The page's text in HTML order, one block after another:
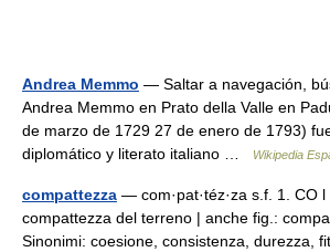
Andrea Memmo — Saltar a navegación,
Andrea Memmo en Prato della Valle en
de marzo de 1729 27 de enero de 1793)
diplomático y literato italiano …
Wikipedia
compattezza — com·pat·téz·za s.f. 1. CO
compattezza del terreno | anche fig.:
Sinonimi: coesione, consistenza, durezza,